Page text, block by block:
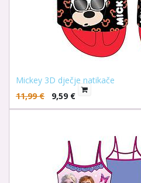
Mickey 3D dječje natikače
11,99€ 9,59 €